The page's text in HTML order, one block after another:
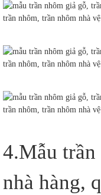
4.Mẫu
nhà hàng,